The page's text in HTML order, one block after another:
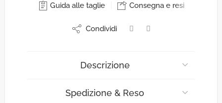
Guida alle taglie Consegna e resi
Condividi
Descrizione
Spedizione & Reso